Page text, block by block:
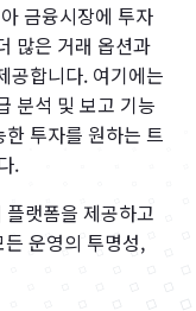
금융시장에 투자
많은 거래 옵션과
공합니다. 여기에는
분석 및 보고 기능
투자를 원하는 트
.
랫폼을 제공하고
운영의 투명성,